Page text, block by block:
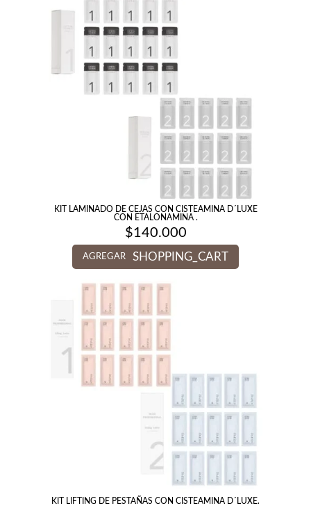
KIT LAMINADO DE CEJAS CON CISTEAMINA D´LUXE
CON ETALONAMINA .
$140.000
AGREGAR SHOPPING_CART
KIT LIFTING DE PESTAÑAS CON CISTEAMINA D´LUXE.